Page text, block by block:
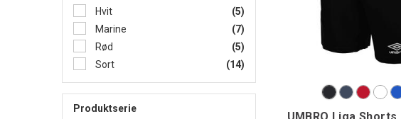
Hvit
(5)
Marine
(7)
Rød
(5)
Sort
(14)
Produktserie